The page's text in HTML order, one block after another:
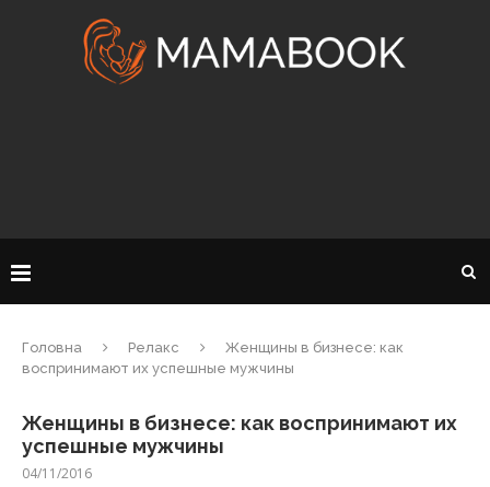
Головна Релакс
Женщины в бизнесе: как
воспринимают их успешные мужчины
Женщины в бизнесе: как воспринимают их
успешные мужчины
04/11/2016